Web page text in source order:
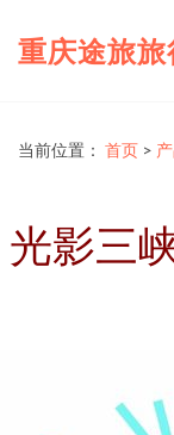
重庆途旅
当前位置： 首页 >
光影三